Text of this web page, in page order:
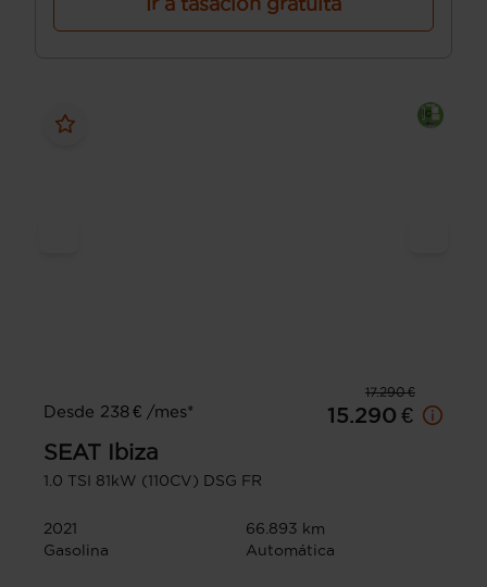
17.290 €
Desde 238 € /mes*
15.290 €
SEAT
Ibiza
1.0 TSI 81kW (110CV) DSG FR
2021
66.893 km
Gasolina
Automática